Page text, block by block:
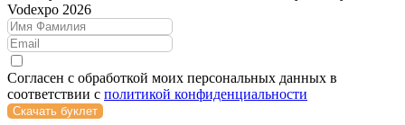
Vodexpo 2026
Согласен с обработкой моих персональных данных в
соответствии с политикой конфиденциальности
Скачать буклет